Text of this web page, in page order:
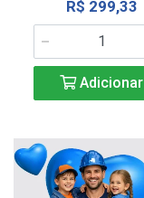
R$ 299,33
Adicionar